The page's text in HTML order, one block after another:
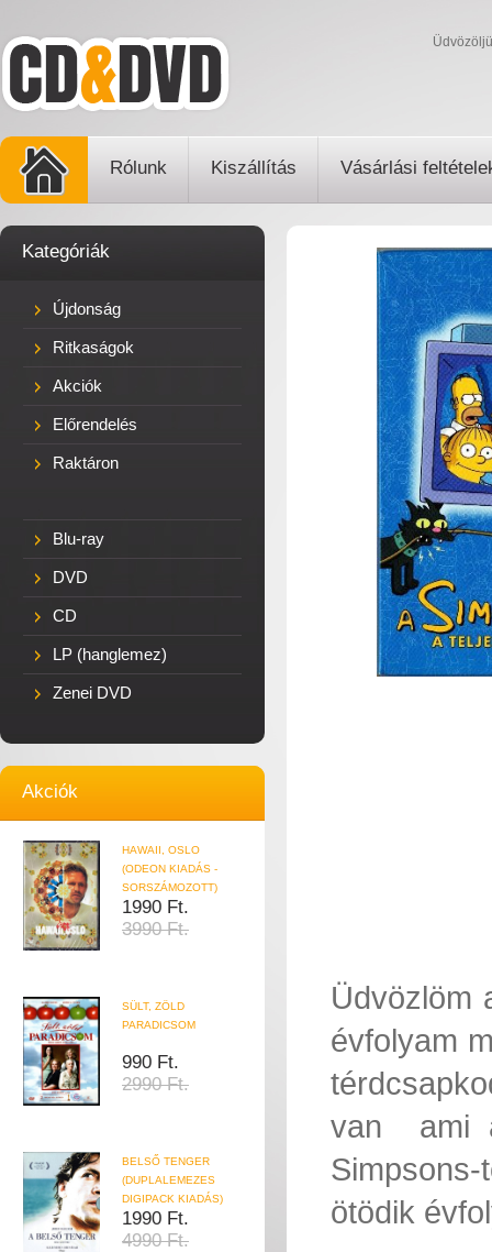
Rólunk Kiszállítás Vásárlási
Kategóriák
Újdonság
Ritkaságok
Akciók
Előrendelés
Raktáron
Blu-ray
DVD
CD
LP (hanglemez)
Zenei DVD
Akciók
HAWAII, OSLO
(ODEON KIADÁS -
SORSZÁMOZOTT)
1990 Ft.
3990 Ft.
SÜLT, ZÖLD
PARADICSOM
990 Ft.
2990 Ft.
BELSŐ TENGER
(DUPLALEMEZES
DIGIPACK KIADÁS)
1990 Ft.
4990 Ft.
Üdvözlöm
évfolyam
van 
ötödik